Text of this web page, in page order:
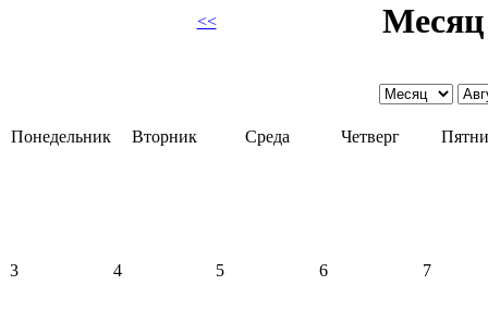
<< Месяц
Понедельник Вторник Среда Четверг
3 4 5 6 7